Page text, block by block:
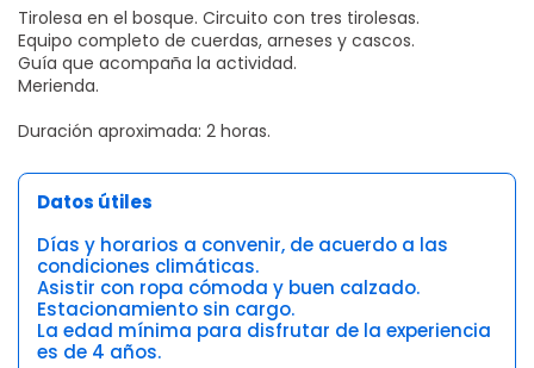
Tirolesa en el bosque. Circuito con tres tirolesas.
Equipo completo de cuerdas, arneses y cascos.
Guía que acompaña la actividad.
Merienda.
Duración aproximada: 2 horas.
Datos útiles
Días y horarios a convenir, de acuerdo a las
condiciones climáticas.
Asistir con ropa cómoda y buen calzado.
Estacionamiento sin cargo.
La edad mínima para disfrutar de la experiencia
es de 4 años.